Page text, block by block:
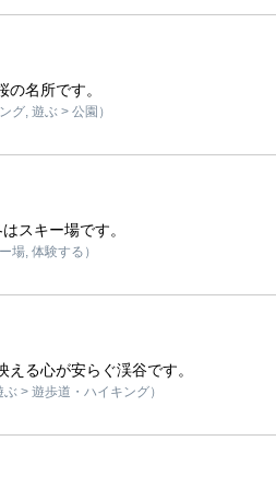
名所です。
グ, 遊ぶ > 公園）
スキー場です。
場, 体験する）
る心が安らぐ渓谷です。
> 遊歩道・ハイキング）